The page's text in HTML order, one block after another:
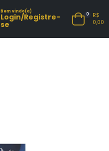
Bem vindo(a)
Login/Registre-
se
0
R$
0,00